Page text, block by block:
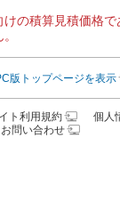
の積算見積価格で
版トップページを表示
ト利用規約
個人
お問い合わせ